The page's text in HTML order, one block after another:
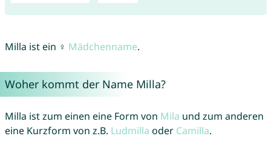
Milla ist ein ♀ Mädchenname.
Woher kommt der Name Milla?
Milla ist zum einen eine Form von Mila und zum anderen
eine Kurzform von z.B. Ludmilla oder Camilla.